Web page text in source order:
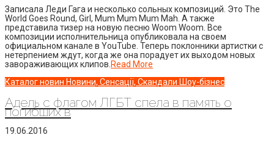
Записала Леди Гага и несколько сольных композиций. Это The
World Goes Round, Girl, Mum Mum Mum Mah. А также
представила тизер на новую песню Woom Woom. Все
композиции исполнительница опубликовала на своем
официальном канале в YouTube. Теперь поклонники артистки с
нетерпением ждут, когда же она порадует их выходом новых
завораживающих клипов.Read More
Каталог новин Новини, Сенсації, Скандали Шоу-бізнес
Адель с флагом ЛГБТ спела в память о
погибших в
19.06.2016